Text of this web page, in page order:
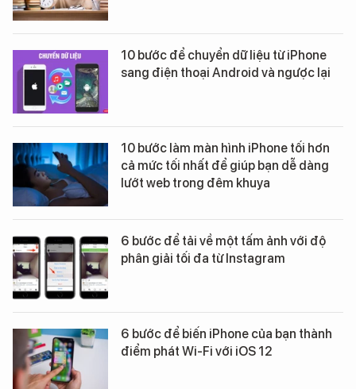
10 bước để chuyển dữ liệu từ iPhone
sang điện thoại Android và ngược lại
10 bước làm màn hình iPhone tối hơn
cả mức tối nhất để giúp bạn dễ dàng
lướt web trong đêm khuya
6 bước để tải về một tấm ảnh với độ
phân giải tối đa từ Instagram
6 bước để biến iPhone của bạn thành
điểm phát Wi-Fi với iOS 12